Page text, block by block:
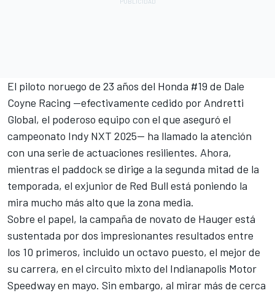
El piloto noruego de 23 años del Honda #19 de Dale
Coyne Racing —efectivamente cedido por Andretti
Global, el poderoso equipo con el que aseguró el
campeonato Indy NXT 2025— ha llamado la atención
con una serie de actuaciones resilientes. Ahora,
mientras el paddock se dirige a la segunda mitad de la
temporada, el exjunior de Red Bull está poniendo la
mira mucho más alto que la zona media.
Sobre el papel, la campaña de novato de Hauger está
sustentada por dos impresionantes resultados entre
los 10 primeros, incluido un octavo puesto, el mejor de
su carrera, en el circuito mixto del Indianapolis Motor
Speedway en mayo. Sin embargo, al mirar más de cerca